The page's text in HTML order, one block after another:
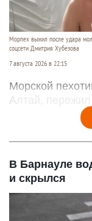
Морпех выжил после удара
соцсети Дмитрия Хубезова
7 августа 2026 в 22:15
Морской
Алтай,
В Барнауле
и скрылся